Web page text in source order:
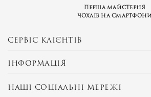
Перша майстерня
чохлів на смартфони
СЕРВІС КЛІЄНТІВ
ІНФОРМАЦІЯ
НАШІ СОЦІАЛЬНІ МЕРЕЖІ